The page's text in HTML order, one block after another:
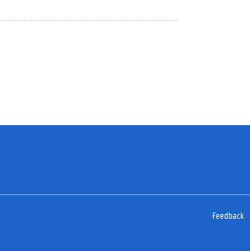
Feedback